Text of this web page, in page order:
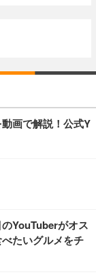
画で解説！公式Y
YouTuberがオス
たいグルメをチ